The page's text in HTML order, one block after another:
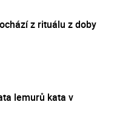
z rituálu z doby
lemurů kata v